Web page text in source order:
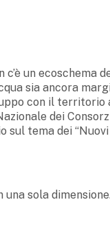
c’è un ecoschema
sia ancora
con il territorio
dei
tema dei “Nuovi
una sola